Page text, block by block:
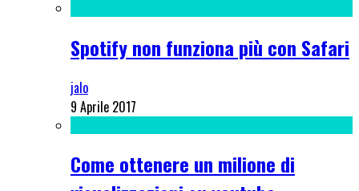
Spotify non funziona più con Safari
jalo
9 Aprile 2017
Come ottenere un milione di